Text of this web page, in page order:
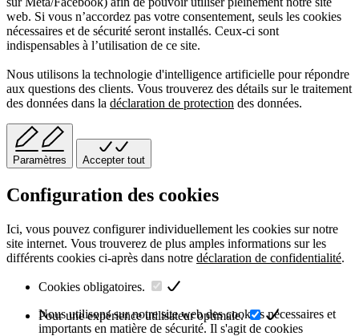
web. Si vous n’accordez pas votre consentement, seuls les cookies
nécessaires et de sécurité seront installés. Ceux-ci sont
indispensables à l’utilisation de ce site.
Nous utilisons la technologie d'intelligence artificielle pour répondre
aux questions des clients. Vous trouverez des détails sur le traitement
des données dans la déclaration de protection des données.
Paramètres Accepter tout
Configuration des cookies
Ici, vous pouvez configurer individuellement les cookies sur notre
site internet. Vous trouverez de plus amples informations sur les
différents cookies ci-après dans notre déclaration de confidentialité.
Cookies obligatoires.
Nous utilisons sur notre site web des cookies nécessaires et
importants en matière de sécurité. Il s'agit de cookies
Pour une expérience utilisateur optimale.